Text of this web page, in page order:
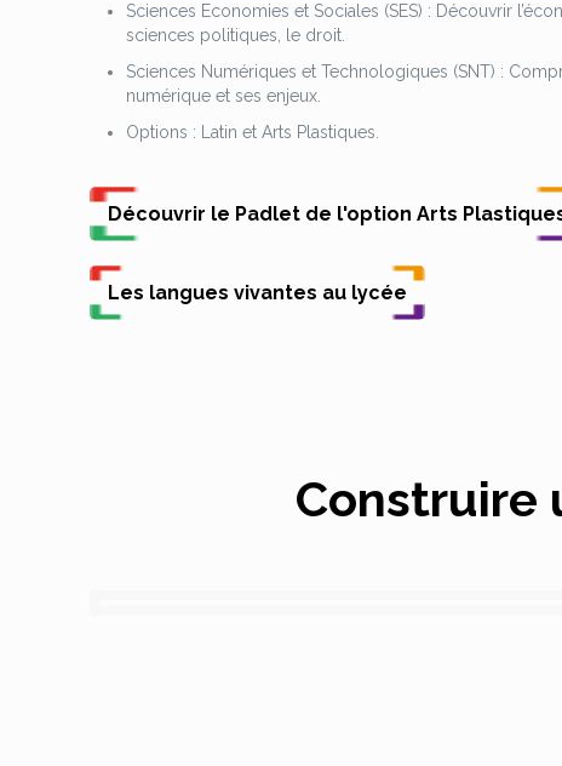
Sciences Economies et Sociales (SES) : Découvrir
sciences politiques, le droit.
Sciences Numériques et Technologiques (SNT) :
numérique et ses enjeux.
Options : Latin et Arts Plastiques.
Découvrir le Padlet de l'option Arts
Les langues vivantes au lycée
Construire